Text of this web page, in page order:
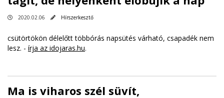
2020.02.06 Hírszerkesztő
csütörtökön délelőtt többórás napsütés várható, csapadék nem
lesz. - írja az idojaras.hu.
Ma is viharos szél süvít,